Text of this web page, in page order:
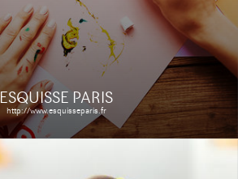
ESQUISSE PARIS
http://www.esquisseparis.fr